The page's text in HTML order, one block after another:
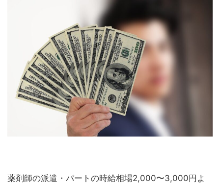
薬剤師の派遣・パートの時給相場2,000〜3,000円よ